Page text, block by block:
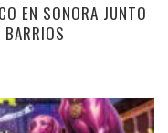
EN SONORA JUNTO